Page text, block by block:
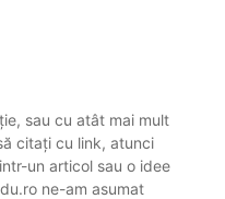
sau cu atât mai mult
citați cu link, atunci
un articol sau o idee
ne-am asumat